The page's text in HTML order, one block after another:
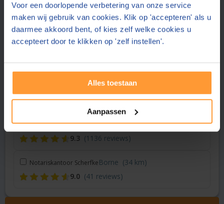
Voor een doorlopende verbetering van onze service
maken wij gebruik van cookies. Klik op 'accepteren' als u
daarmee akkoord bent, of kies zelf welke cookies u
accepteert door te klikken op 'zelf instellen'.
Alles toestaan
Aanpassen
Hof NotarissenVriezenveen (20 km)
9.3
(1136 reviews)
Noaber notarissen Vriezenveen
9.1 (43 reviews)
Hoekstra & Partners NotarissenZwolle
8.8 (283 reviews)
Hof NotarissenGoor (33 km)
9.3 (1136 reviews)
Notariskantoor ScherfkeBorne (34 km)
9.0 (41 reviews)